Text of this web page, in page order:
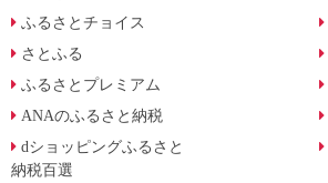
ふるさとチョイス
さとふる
ふるさとプレミアム
ANAのふるさと納税
dショッピングふるさと
納税百選